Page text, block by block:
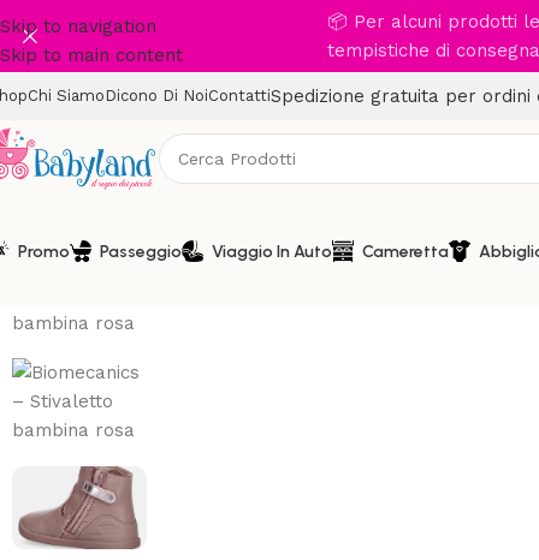
Skip to navigation
Skip to main content
📦 Per alcuni prodotti
tempistiche di
Chi Siamo Dicono Di NoiContattiSpedizione gratuita per ordini
Promo Passeggio Viaggio In Auto Cameretta